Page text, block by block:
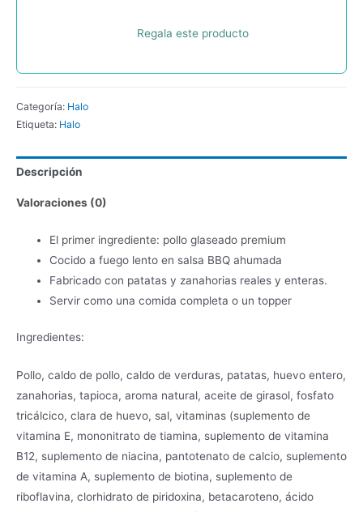
Regala este producto
Categoría: Halo
Etiqueta: Halo
Descripción
Valoraciones (0)
El primer ingrediente: pollo glaseado premium
Cocido a fuego lento en salsa BBQ ahumada
Fabricado con patatas y zanahorias reales y enteras.
Servir como una comida completa o un topper
Ingredientes:
Pollo, caldo de pollo, caldo de verduras, patatas, huevo entero,
zanahorias, tapioca, aroma natural, aceite de girasol, fosfato
tricálcico, clara de huevo, sal, vitaminas (suplemento de
vitamina E, mononitrato de tiamina, suplemento de vitamina
B12, suplemento de niacina, pantotenato de calcio, suplemento
de vitamina A, suplemento de biotina, suplemento de
riboflavina, clorhidrato de piridoxina, betacaroteno, ácido